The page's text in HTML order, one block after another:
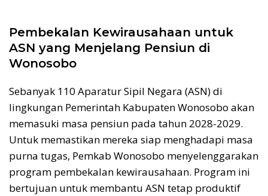
Pembekalan Kewirausahaan untuk
ASN yang Menjelang Pensiun di
Wonosobo
Sebanyak 110 Aparatur Sipil Negara (ASN) di
lingkungan Pemerintah Kabupaten Wonosobo akan
memasuki masa pensiun pada tahun 2028-2029.
Untuk memastikan mereka siap menghadapi masa
purna tugas, Pemkab Wonosobo menyelenggarakan
program pembekalan kewirausahaan. Program ini
bertujuan untuk membantu ASN tetap produktif